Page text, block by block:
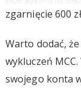
zgarnięcie 600
Warto dodać,
wykluczeń
swojego konta